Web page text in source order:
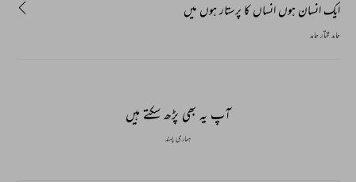
ایک انسان ہوں انساں کا پرستار ہوں میں
حامد مختار حامد
آپ یہ بھی پڑھ سکتے ہیں
ہماری پسند